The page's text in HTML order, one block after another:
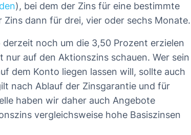
), bei dem der Zins für eine bestimmte
dann für drei, vier oder sechs Monate.
noch um die 3,50 Prozent erzielen
auf den Aktionszins schauen. Wer sein
dem Konto liegen lassen will, sollte auch
nach Ablauf der Zinsgarantie und für
haben wir daher auch Angebote
vergleichsweise hohe Basiszinsen